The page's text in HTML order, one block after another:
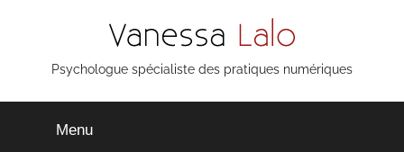
contenu
Vanessa
Lalo
Psychologue spécialiste des pratiques numériques
Menu